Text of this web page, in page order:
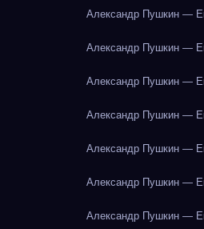
Александр Пушкин —
Александр Пушкин —
Александр Пушкин —
Александр Пушкин —
Александр Пушкин —
Александр Пушкин —
Александр Пушкин —